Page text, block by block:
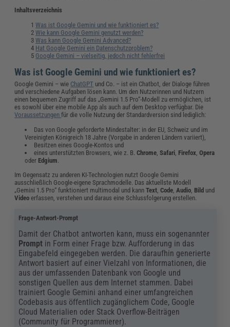
Inhaltsverzeichnis
Was ist Google Gemini und wie funktioniert es?
Wie kann Google Gemini genutzt werden?
Was kann Google Gemini Advanced?
Hat Google Gemini ein Datenschutzproblem?
Google Gemini – vielseitig, jedoch nicht fehlerfrei
Was ist Google Gemini und wie funktioniert es?
Google Gemini – wie ChatGPT und Co. – ist ein Chatbot, der Dialoge führen
und verschiedene Aufgaben lösen kann. Um den Nutzerinnen und Nutzern
einen bequemen Zugriff auf das „Gemini 1.5 Pro“-Modell zu ermöglichen, ist
es sowohl über eine mobile App als auch auf dem Desktop verfügbar. Die
Voraussetzungenfür die volle Nutzung der Standardversion sind lediglich:
Das von Google geforderte Mindestalter: in der EU, Schweiz und im
Vereinigten Königreich 18 Jahre (Vorgabe in anderen Ländern variiert),
Besitzen eines Google-Kontos und
eines unterstützten Browsers, wie z. B. Chrome, Safari, Firefox, Opera
oder Edgium.
Im Gegensatz zu anderen KI-Technologien nutzt Google Gemini
ausschließlich Google-eigene Sprachmodelle. Das aktuellste Modell
„Gemini 1.5 Pro“ funktioniert multimodal und kannText ,Code ,Audio Bild und
Videoerfassen, verstehen und daraus eine Schlussfolgerung erstellen.
Frage-Antwort-Prompt
Damit der Chatbot antworten kann, muss ein sogenannter
Prompt in Form einer Frage bzw. Aufforderung in das
Eingabefeld eingegeben werden. Die daraufhin generierte
Antwort basiert auf einer Vielzahl von Informationen, die
aus der umfassenden Datenbank von Google und
sonstigen Quellen aus dem Internet stammen. Dabei
trainiert Google Gemini anhand einer umfangreichen
Codebasis aus öffentlich zugänglichem Code, Google
Cloud Materialien oder Stack Overflow-Beiträgen
(Community für Programmierer).